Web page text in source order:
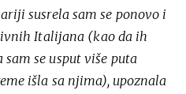
susrela sam se ponovo i
Italijana (kao da ih
se usput više puta
išla sa njima), upoznala